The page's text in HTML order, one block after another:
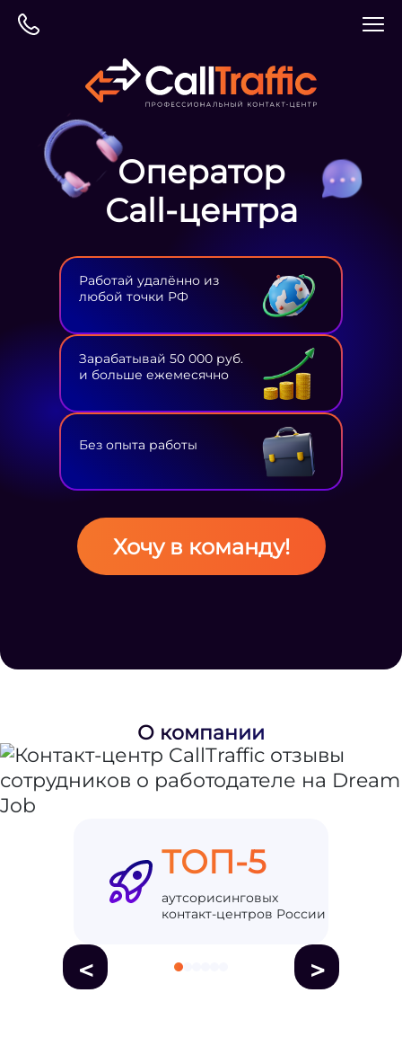
Оператор
Сall-центра
Работай удалённо из
любой точки РФ
Зарабатывай 50 000 руб.
и больше ежемесячно
Без опыта работы
Хочу в команду!
О компании
ТОП-5
аутсорисинговых
контакт-центров России
< >